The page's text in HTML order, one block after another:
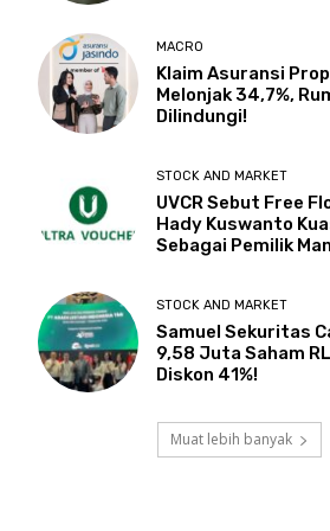
MACRO
Klaim Asuransi
Melonjak 34,7%,
Dilindungi!
STOCK AND MARKET
UVCR Sebut Free
Hady Kuswanto
Sebagai Pemilik
STOCK AND MARKET
Samuel Sekuritas
9,58 Juta Saham
Diskon 41%!
Muat lebih banyak